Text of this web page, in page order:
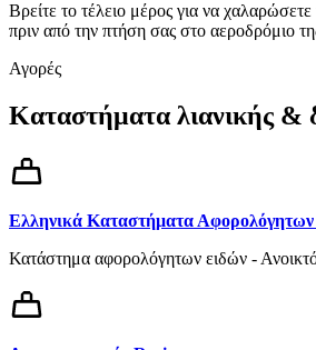
Βρείτε το τέλειο μέρος για να χαλαρώσετε
πριν από την πτήση σας στο αεροδρόμιο
Αγορές
Καταστήματα λιανικής
Ελληνικά Καταστήματα
Κατάστημα αφορολόγητων ειδών -